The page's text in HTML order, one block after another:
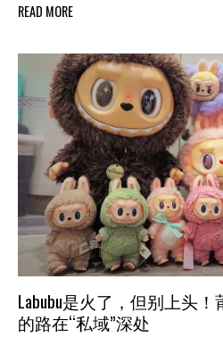
READ MORE
Labubu是火了，但别上头
的路在“私域”深处